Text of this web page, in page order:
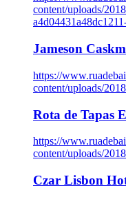
content/uploads/
Jameson
https://
content/uploads/
Rota de Tapas
https://
content/uploads/
Czar Lisbon